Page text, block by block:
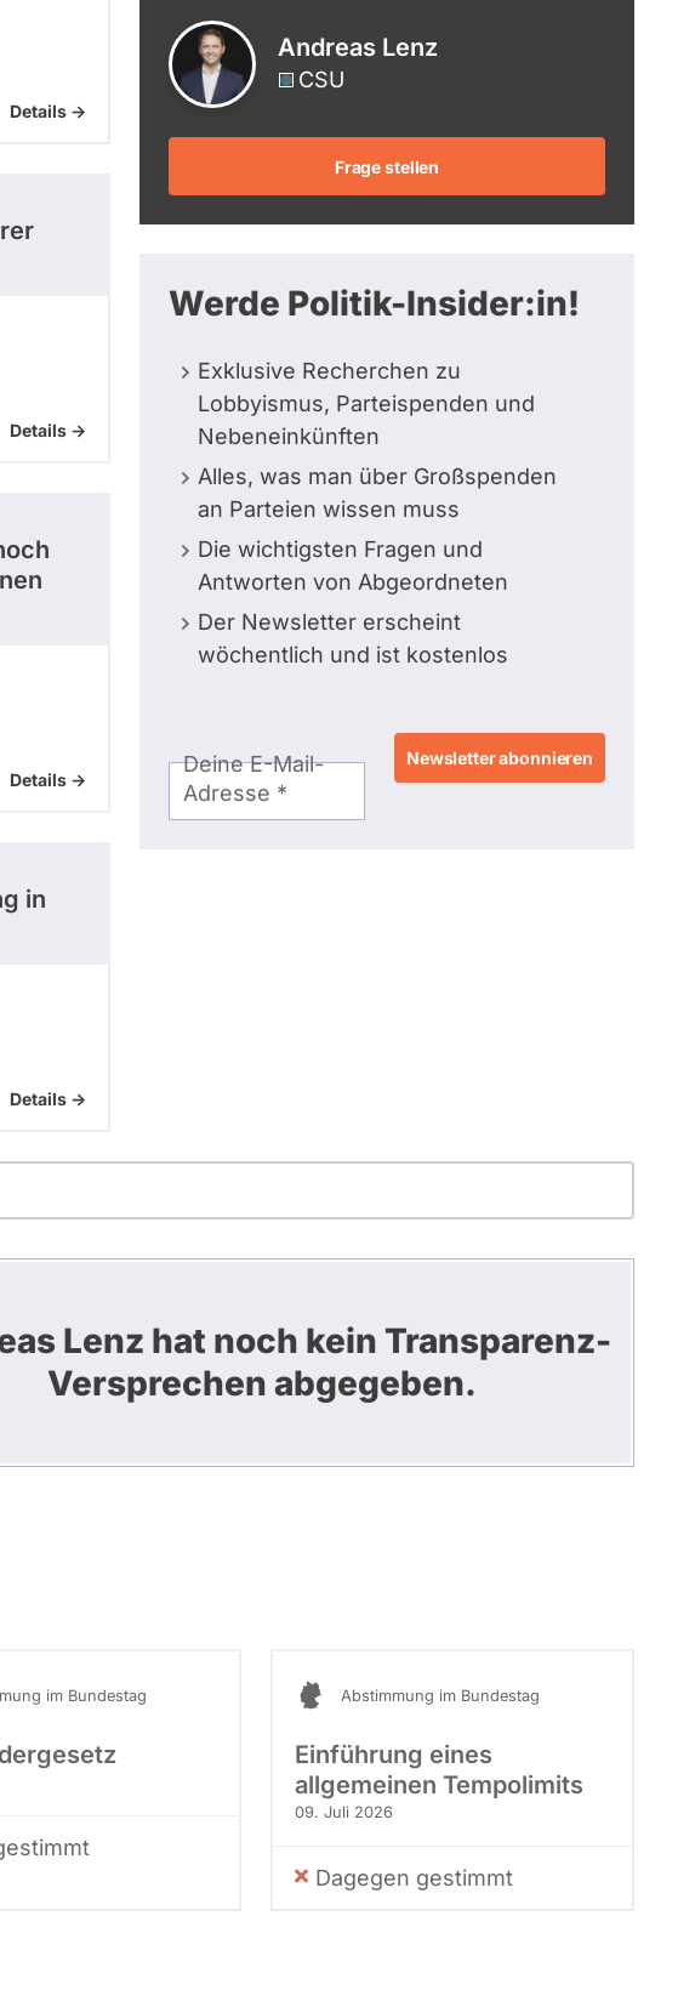
Details ->
Details ->
Details ->
in
Details ->
Andreas Lenz
CSU
Frage stellen
Werde Politik-Insider:in!
Exklusive Recherchen zu
Lobbyismus, Parteispenden und
Nebeneinkünften
Alles, was man über Großspenden
an Parteien wissen muss
Die wichtigsten Fragen und
Antworten von Abgeordneten
Der Newsletter erscheint
wöchentlich und ist kostenlos
Mail-
Adresse
Deine E-Mail-
Adresse
Lenz hat noch kein Transparenz-
Versprechen abgegeben.
im Bundestag Abstimmung im Bundestag
Einführung eines
allgemeinen Tempolimits
09. Juli 2026
Dagegen gestimmt